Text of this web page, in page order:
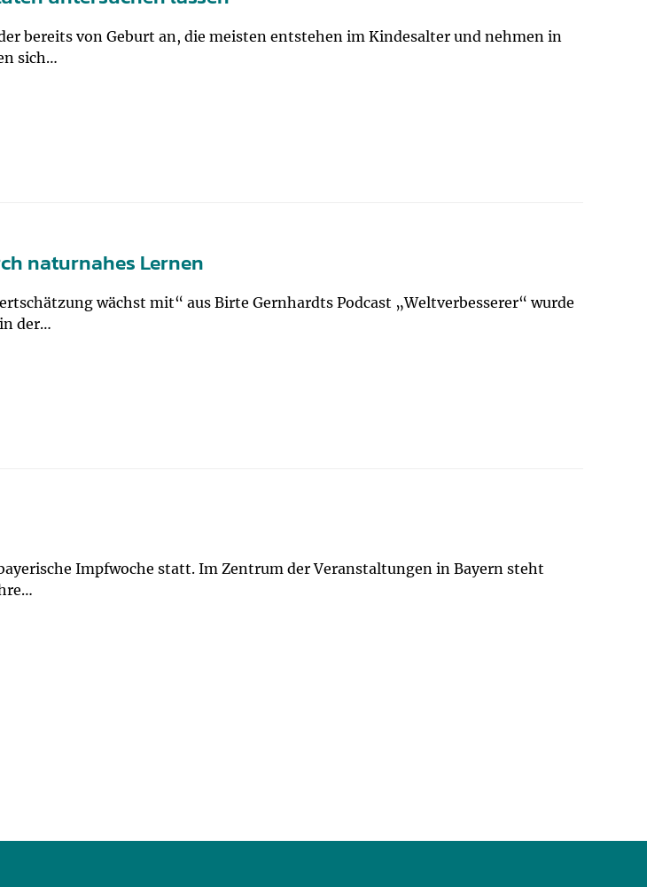
bereits von Geburt an, die meisten entstehen im Kindesalter und nehmen in
sich…
naturnahes Lernen
wächst mit“ aus Birte Gernhardts Podcast „Weltverbesserer“ wurde
der…
Impfwoche statt. Im Zentrum der Veranstaltungen in Bayern steht